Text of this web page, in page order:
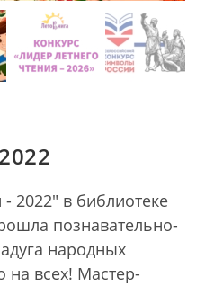
2022" в библиотеке
познавательно-
народных
на всех! Мастер-